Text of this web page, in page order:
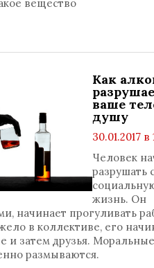
вещество
Как
ваше
душу
30.01.2017 в
2232
0
Человек
разрушать
жизнь. Он
начинает прогуливать
в коллективе, его
и затем друзья. Моральные
размываются.